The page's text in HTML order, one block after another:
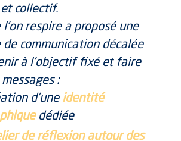
collectif.
respire a proposé une
de communication décalée
à l’objectif fixé et faire
:
d’une identité
dédiée
de réflexion autour des